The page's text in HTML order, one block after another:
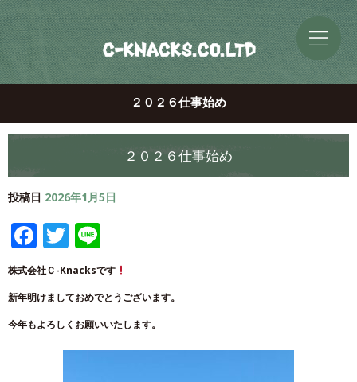
２０２６仕事始め
２０２６仕事始め
投稿日 2026年1月5日
Facebook
Twitter
株式会社Ｃ-Knacksです
新年明けましておめでとうございます。
今年もよろしくお願いいたします。